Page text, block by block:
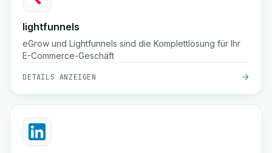
lightfunnels
eGrow und Lightfunnels sind die Komplettlösung für Ihr
E-Commerce-Geschäft
DETAILS ANZEIGEN